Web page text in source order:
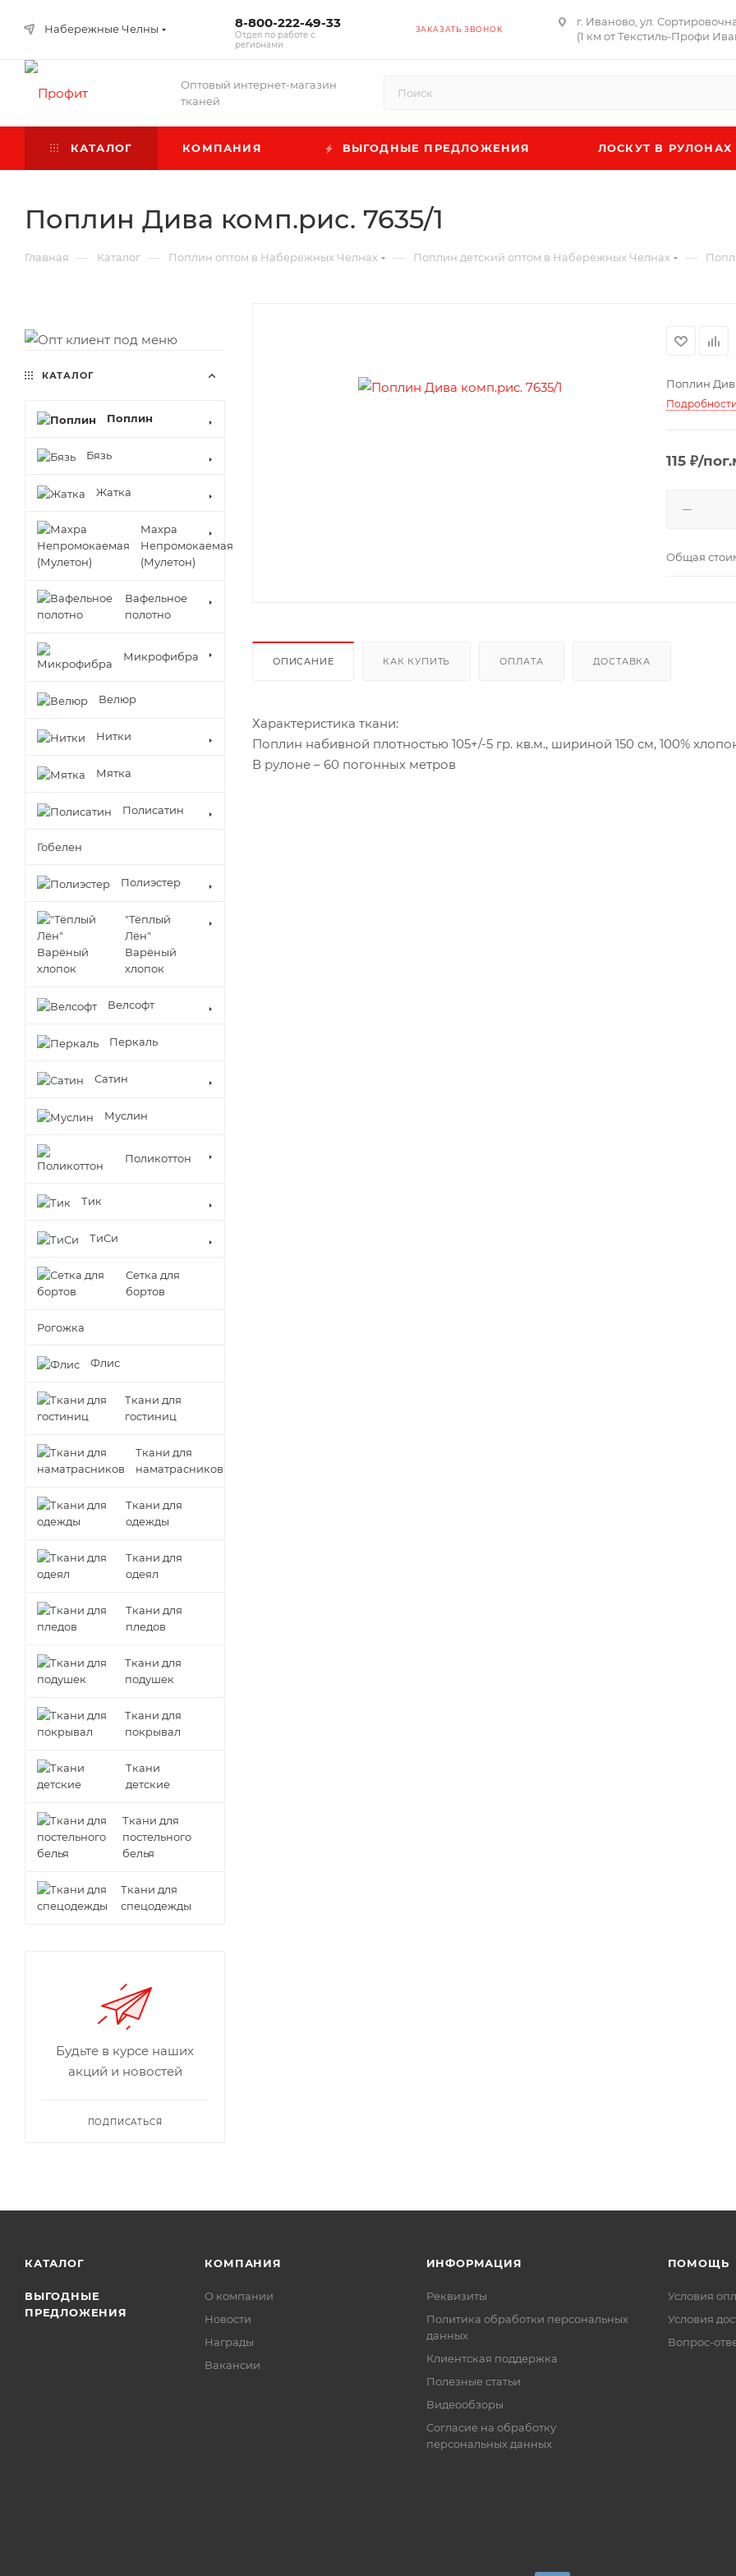
Набережные Челны 8-800-222-49-33
Отдел по работе с
регионами
ЗАКАЗАТЬ ЗВОНОК
г. Иваново, ул.
(1 км от Текстиль-Профи
Оптовый интернет-магазин
тканей
КАТАЛОГ КОМПАНИЯ ВЫГОДНЫЕ ПРЕДЛОЖЕНИЯ ЛОСКУТ В РУЛОНАХ
Поплин Дива комп.рис. 7635/1
Главная — Каталог — Поплин оптом в Набережных Челнах — Поплин детский оптом в Набережных Челнах —
Поплин
115 ₽/
Общая
ОПИСАНИЕ КАК КУПИТЬ ОПЛАТА ДОСТАВКА
Характеристика ткани:
Поплин набивной плотностью 105+/-5 гр. кв.м., шириной 150 см, 100%
В рулоне – 60 погонных метров
КАТАЛОГ
Поплин
Бязь
Жатка
Махра
Непромокаемая
(Мулетон)
Вафельное
полотно
Микрофибра
Велюр
Нитки
Мятка
Полисатин
Гобелен
Полиэстер
"Тёплый
Лён"
Варёный
хлопок
Велсофт
Перкаль
Сатин
Муслин
Поликоттон
Тик
ТиСи
Сетка для
бортов
Рогожка
Флис
Ткани для
гостиниц
Ткани для
наматрасников
Ткани для
одежды
Ткани для
одеял
Ткани для
пледов
Ткани для
подушек
Ткани для
покрывал
Ткани
детские
Ткани для
постельного
белья
Ткани для
спецодежды
Будьте в курсе наших
акций и новостей
ПОДПИСАТЬСЯ
КАТАЛОГ
ВЫГОДНЫЕ
ПРЕДЛОЖЕНИЯ
КОМПАНИЯ
О компании
Новости
Награды
Вакансии
ИНФОРМАЦИЯ
Реквизиты
Политика обработки персональных
данных
Клиентская поддержка
Полезные статьи
Видеообзоры
Согласие на обработку
персональных данных
ПОМОЩЬ
Условия
Условия
Вопрос-